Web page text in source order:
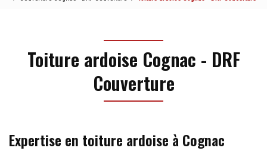
Toiture ardoise Cognac - DRF
Couverture
Expertise en toiture ardoise à Cognac